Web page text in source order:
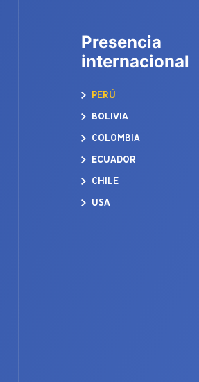
Presencia
internacional
PERÚ
BOLIVIA
COLOMBIA
ECUADOR
CHILE
USA